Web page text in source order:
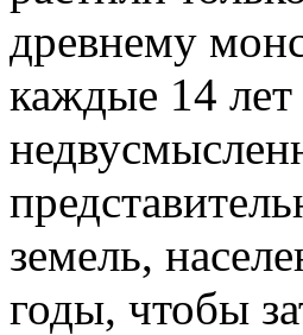
древнему
каждые 14 лет
земель,
годы, чтобы